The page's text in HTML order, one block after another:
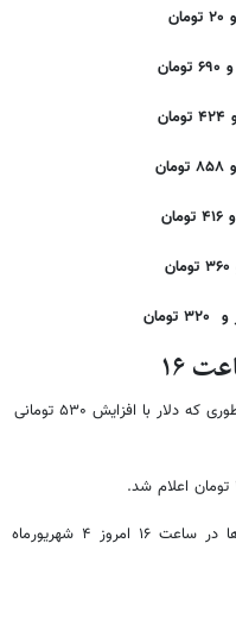
۱۶
در میانه روز هم افزایشی بود؛ به طوری که دلار با افزایش ۵۳۰ تومانی
جدول زیر دربردارنده قیمت دلار و سایر ارزها در ساعت ۱۶ امروز ۴ شهریورماه